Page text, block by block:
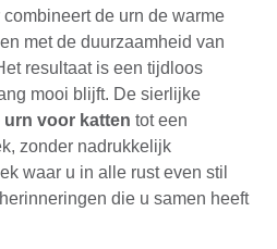
de urn de warme
met de duurzaamheid van
resultaat is een tijdloos
mooi blijft. De sierlijke
urn voor katten tot een
zonder nadrukkelijk
waar u in alle rust even stil
die u samen heeft